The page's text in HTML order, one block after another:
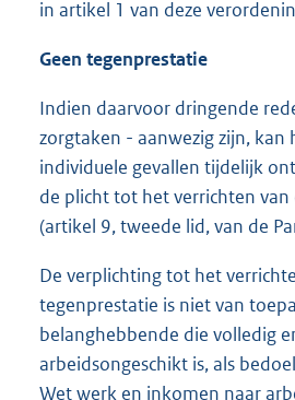
in artikel 1 van deze
Geen tegenprestatie
Indien daarvoor dringende
zorgtaken - aanwezig zijn, kan
individuele gevallen tijdelijk
de plicht tot het verrichten
(artikel 9, tweede lid, van de
De verplichting tot het
tegenprestatie is niet van
belanghebbende die volledig
arbeidsongeschikt is, als
Wet werk en inkomen naar